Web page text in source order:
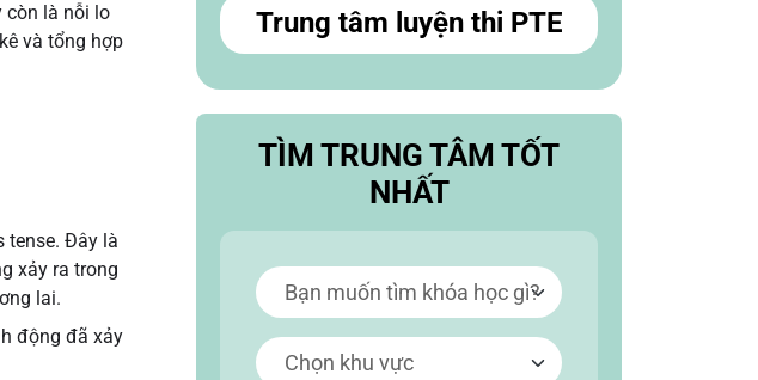
còn là nỗi lo
và tổng hợp
tense. Đây là
xảy ra trong
lai.
động đã xảy
Trung tâm luyện thi PTE
TÌM TRUNG TÂM TỐT
NHẤT